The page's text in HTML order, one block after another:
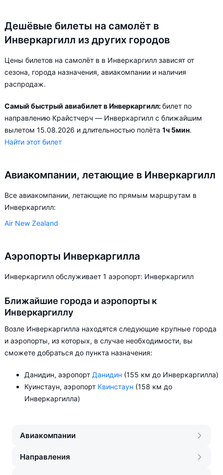
Дешёвые билеты на самолёт в
Инверкаргилл из других городов
Цены билетов на самолёт в в Инверкаргилл зависят от
сезона, города назначения, авиакомпании и наличия
распродаж.
Самый быстрый авиабилет в Инверкаргилл:билет по
направлению Крайстчерч — Инверкаргилл с ближайшим
вылетом 15.08.2026 и длительностью полёта 1ч 5мин.
Найти этот билет
Авиакомпании, летающие в Инверкаргилл
Все авиакомпании, летающие по прямым маршрутам в
Инверкаргилл:
Air New Zealand
Аэропорты Инверкаргилла
Инверкаргилл обслуживает 1 аэропорт: Инверкаргилл
Ближайшие города и аэропорты к
Инверкаргиллу
Возле Инверкаргилла находятся следующие крупные города
и аэропорты, из которых, в случае необходимости, вы
сможете добраться до пункта назначения:
Данидин, аэропорт Данидин (155 км до Инверкаргилла)
Куинстаун, аэропорт Квинстаун (158 км до
Инверкаргилла)
Авиакомпании
Направления